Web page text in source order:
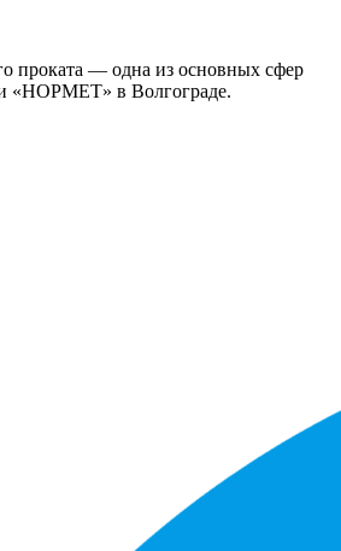
проката — одна из основных сфер
«НОРМЕТ» в Волгограде.